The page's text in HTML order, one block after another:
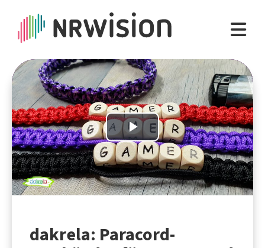
Play
Video
dakrela: Paracord-